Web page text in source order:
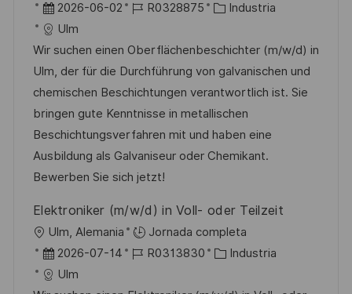
a
c
b
c
a
c
i
ó
n
F
e
c
h
a
d
e
p
u
l
i
c
a
2026-06-02
I
d
e
e
m
p
l
e
R0328875
C
t
e
g
o
r
í
Industria
Ulm
Wir suchen einen Oberflächenbeschichter (m/w/d) in
Ulm, der für die Durchführung von galvanischen und
chemischen Beschichtungen verantwortlich ist. Sie
bringen gute Kenntnisse in metallischen
Beschichtungsverfahren mit und haben eine
Ausbildung als Galvaniseur oder Chemikant.
Bewerben Sie sich jetzt!
Elektroniker (m/w/d) in Voll- oder Teilzeit
U
b
Ulm, Alemania
Jornada completa
F
e
2026-07-14
I
R0313830
C Industria
Ulm